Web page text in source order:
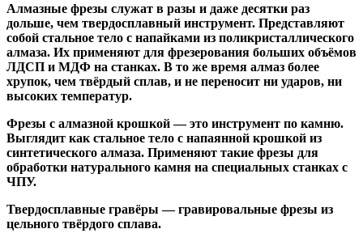
Алмазные фрезы служат в разы и даже десятки раз
дольше, чем твердосплавный инструмент. Представляют
собой стальное тело с напайками из поликристаллического
алмаза. Их применяют для фрезерования больших объёмов
ЛДСП и МДФ на станках. В то же время алмаз более
хрупок, чем твёрдый сплав, и не переносит ни ударов, ни
высоких температур.
Фрезы с алмазной крошкой— это инструмент по камню.
Выглядит как стальное тело с напаянной крошкой из
синтетического алмаза. Применяют такие фрезы для
обработки натурального камня на специальных станках с
ЧПУ.
Твердосплавные гравёры — гравировальные фрезы из
цельного твёрдого сплава.